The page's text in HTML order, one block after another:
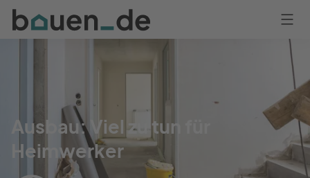
Bauen
Logo
Ausbau: Viel zu tun für
Heimwerker